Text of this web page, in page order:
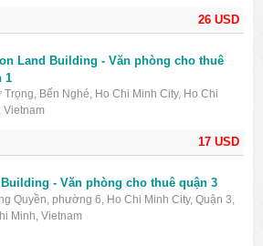
26 USD
17 USD
Land Building - Văn phòng cho thuê
1
Trọng, Bến Nghé, Ho Chi Minh City, Ho Chi
Vietnam
Building - Văn phòng cho thuê quận 3
Quyền, phường 6, Ho Chi Minh City, Quận 3,
Minh, Vietnam